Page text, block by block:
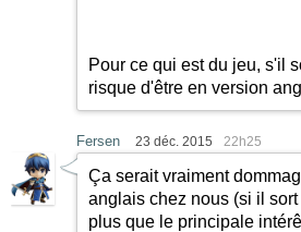
Pour ce qui est du jeu, s'il
risque d'être en version
Fersen 23 déc. 2015 22h25
Ça serait vraiment
anglais chez nous (si il
plus que le principale